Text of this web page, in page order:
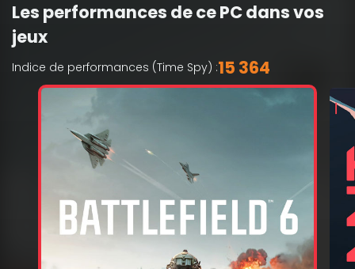
Les performances de ce PC dans vos
jeux
Indice de performances (Time Spy) :15 364